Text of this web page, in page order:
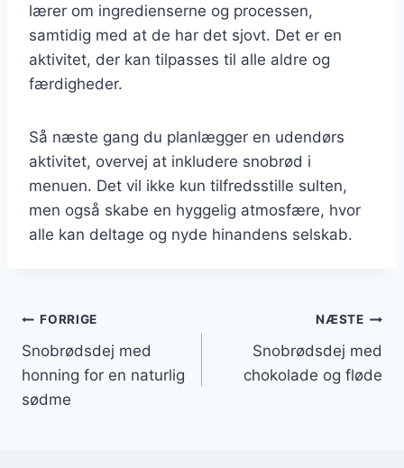
lærer om ingredienserne og processen,
samtidig med at de har det sjovt. Det er en
aktivitet, der kan tilpasses til alle aldre og
færdigheder.
Så næste gang du planlægger en udendørs
aktivitet, overvej at inkludere snobrød i
menuen. Det vil ikke kun tilfredsstille sulten,
men også skabe en hyggelig atmosfære, hvor
alle kan deltage og nyde hinandens selskab.
Indlægsnavigation
FORRIGE
Snobrødsdej med
honning for en naturlig
sødme
NÆSTE
Snobrødsdej med
chokolade og fløde